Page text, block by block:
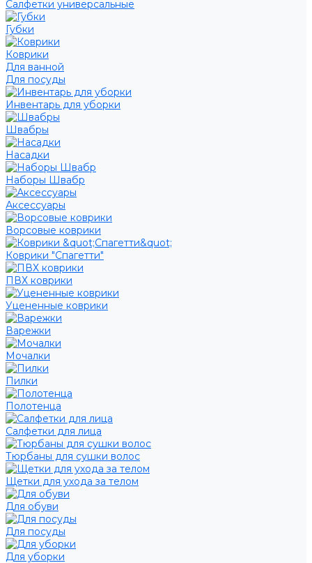
Салфетки универсальные
Губки
Коврики
Для ванной
Для посуды
Инвентарь для уборки
Швабры
Насадки
Наборы Швабр
Аксессуары
Ворсовые коврики
Коврики "Спагетти"
ПВХ коврики
Уцененные коврики
Варежки
Мочалки
Пилки
Полотенца
Салфетки для лица
Тюрбаны для сушки волос
Щетки для ухода за телом
Для обуви
Для посуды
Для уборки